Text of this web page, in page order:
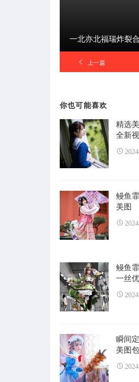
一北亦北福瑞炸裂
上一篇
你也可能喜欢
精选
全新
鳗鱼
美图
鳗鱼
一丝
瞬间
美图